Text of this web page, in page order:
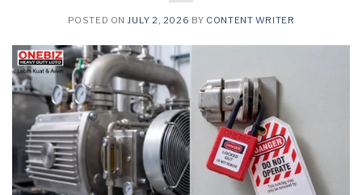
POSTED ON JULY 2, 2026 BY CONTENT WRITER